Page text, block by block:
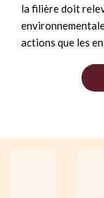
la filière doit
actions que les